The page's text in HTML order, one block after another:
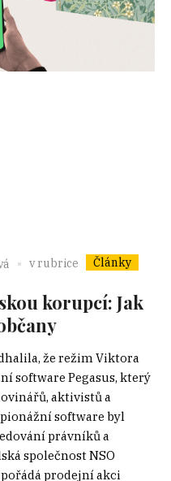
v rubrice Články
korupcí: Jak
že režim Viktora
software Pegasus, který
aktivistů a
software byl
právníků a
společnost NSO
prodejní akci